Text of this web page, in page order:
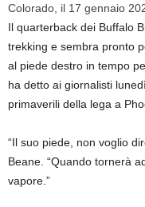
Colorado, il 17 gennaio
Il quarterback dei Buffalo
trekking e sembra pronto
al piede destro in tempo
ha detto ai giornalisti
primaverili della lega a
“Il suo piede, non voglio
Beane. “Quando tornerà
vapore.”